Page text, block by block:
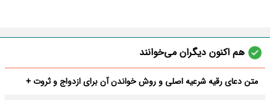
هم اکنون دیگران می‌خوانند
متن دعای رقیه شرعیه اصلی و روش خواندن آن برای ازدواج و ثروت +